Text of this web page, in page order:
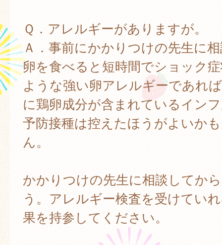
Ｑ．アレルギーがありますが。
Ａ．事前にかかりつけの先生に
卵を食べると短時間でショック
ような強い卵アレルギーであれ
に鶏卵成分が含まれているイン
予防接種は控えたほうがよいか
ん。
かかりつけの先生に相談してか
う。アレルギー検査を受けてい
果を持参してください。